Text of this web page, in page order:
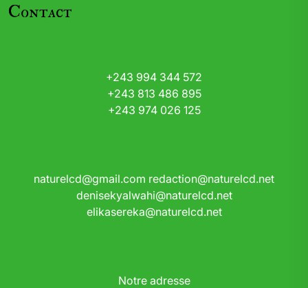
Contact
+243 994 344 572
+243 813 486 895
+243 974 026 125
naturelcd@gmail.com redaction@naturelcd.net
denisekyalwahi@naturelcd.net
elikasereka@naturelcd.net
Notre adresse